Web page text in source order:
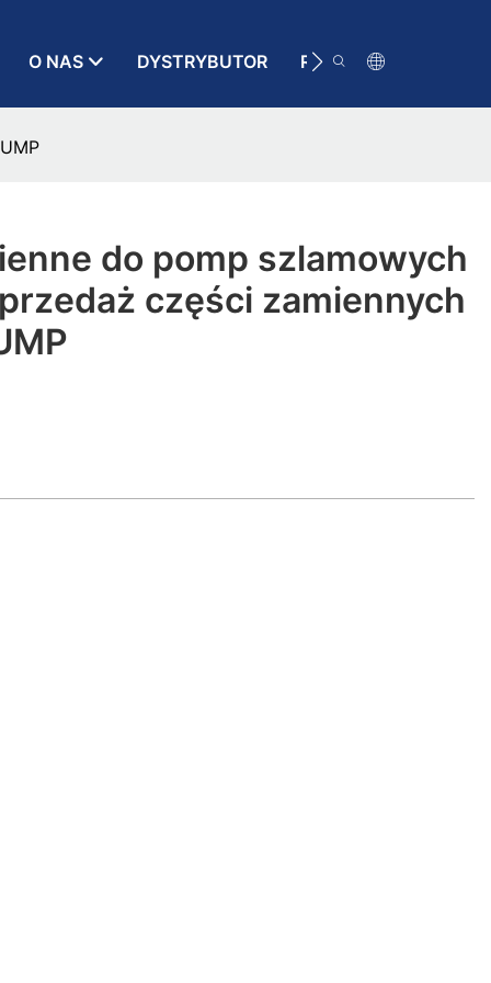
O NAS DYSTRYBUTOR RATUNEK
do pomp szlamowych
części zamiennych